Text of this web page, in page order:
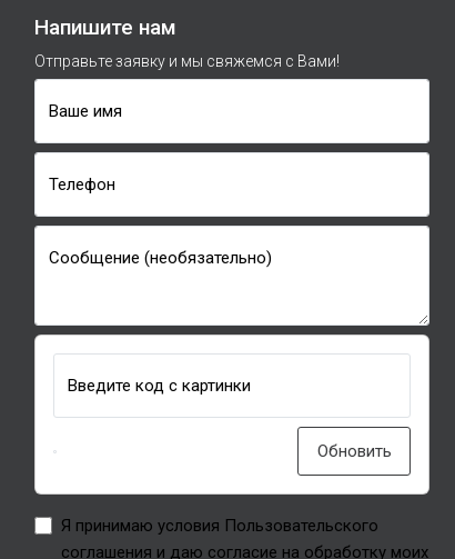
Напишите нам
Отправьте заявку и мы свяжемся с Вами!
Ваше имя
Телефон
Сообщение (необязательно)
Введите код с картинки
Обновить
Я принимаю условия Пользовательского
соглашения и даю согласие на обработку моих